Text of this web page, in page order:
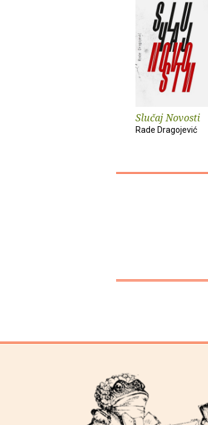
Slučaj Novosti
Rade Dragojević